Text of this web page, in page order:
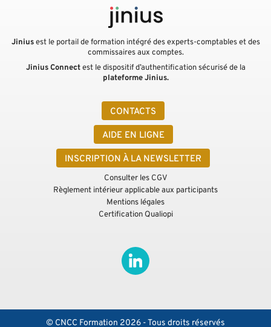
CONTACTS
AIDE EN LIGNE
INSCRIPTION À LA NEWSLETTER
Jiniusest le portail de formation intégré des experts-comptables et des
commissaires aux comptes.
Jinius Connectest le dispositif d’authentification sécurisé de la
plateforme Jinius.
Consulter les CGV
Règlement intérieur applicable aux participants
Mentions légales
Certification Qualiopi
© CNCC Formation 2026 - Tous droits réservés